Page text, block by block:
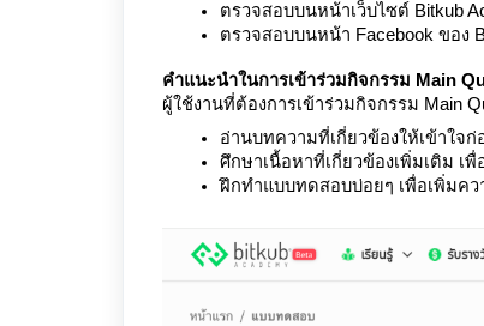
ตรวจสอบบนหน้าเว็บไซต์ Bitkub
ตรวจสอบบนหน้า Facebook ของ
คำแนะนำในการเข้าร่วมกิจกรรม Main
ผู้ใช้งานที่ต้องการเข้าร่วมกิจกรรม Main
อ่านบทความที่เกี่ยวข้องให้เข้าใจ
ศึกษาเนื้อหาที่เกี่ยวข้องเพิ่มเติม เ
ฝึกทำแบบทดสอบบ่อยๆ เพื่อเพิ่มคว